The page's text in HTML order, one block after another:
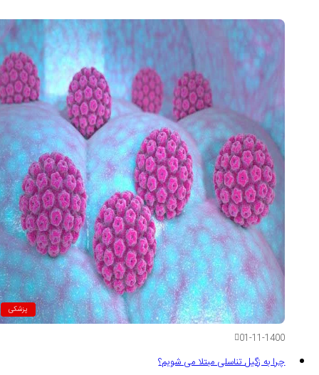
پزشکی
01-11-1400
چرا به زگیل تناسلی مبتلا می شویم؟